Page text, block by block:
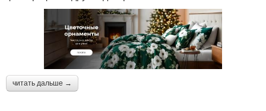
читать дальше →